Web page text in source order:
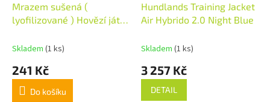
Mrazem sušená (
lyofilizované ) Hovězí játra
Skladem (1 ks)
241 Kč
Do košíku
Hundlands Training Jacket
Air Hybrido 2.0 Night Blue
Skladem (1 ks)
3 257 Kč
DETAIL